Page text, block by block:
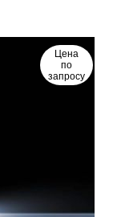
Цена
по
запросу